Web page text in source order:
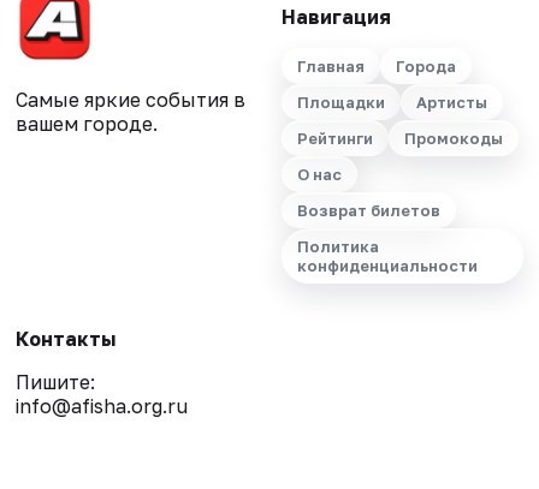
Самые яркие события в
вашем городе.
Навигация
Главная
Города
Площадки
Артисты
Рейтинги
Промокоды
О нас
Возврат билетов
Политика
конфиденциальности
Контакты
Пишите:
info@afisha.org.ru